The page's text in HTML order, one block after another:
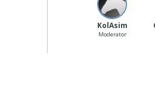
‪ KolAsim ‪ ‪
Moderator